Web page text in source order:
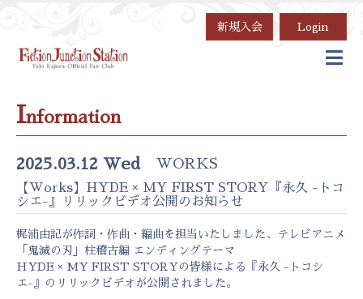
新規入会 Login
Information
2025.03.12 Wed WORKS
【Works】HYDE × MY FIRST STORY『永久 -トコ
シエ-』リリックビデオ公開のお知らせ
梶浦由記が作詞・作曲・編曲を担当いたしました、テレビアニメ
「鬼滅の刃」柱稽古編 エンディングテーマ
HYDE × MY FIRST STORYの皆様による『永久 -トコシ
エ-』のリリックビデオが公開されました。